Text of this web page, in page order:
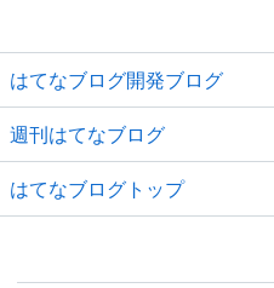
はてなブログ開発ブログ
週刊はてなブログ
はてなブログトップ